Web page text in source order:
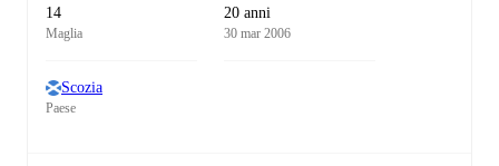
14
Maglia
20 anni
30 mar 2006
Scozia
Paese